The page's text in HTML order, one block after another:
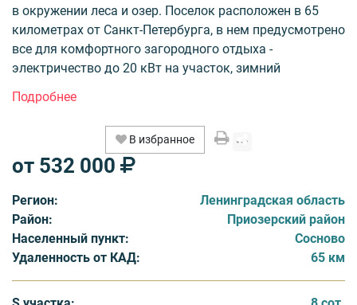
в окружении леса и озер. Поселок расположен в 65
километрах от Санкт-Петербурга, в нем предусмотрено
все для комфортного загородного отдыха -
электричество до 20 кВт на участок, зимний
скважины глубиной 190 метров (работы по бурению
скважины уже полностью завершены), пляж, детская
игровая площадка, охрана. Все участки выровнены и
подготовлены для застройки. В пяти минутах езды
Ладожское озеро. На расстоянии одной автобусной
остановки - центр поселка Сосново с развитой
инфраструктурой, в котором есть круглосуточные
магазины, аптека, больница, ж/д станция и другие
объекты социальной инфраструктуры. Из Петербурга в
Сосново ведет Новоприозерское шоссе, новая
В избранное
от 532 000
Регион:
Ленинградская область
Район:
Приозерский район
Населенный пункт:
Сосново
Удаленность от КАД:
65 км